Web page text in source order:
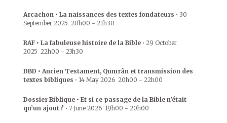
Arcachon • La naissances des textes fondateurs • 30
September 2025 20h00 - 21h30
RAF • La fabuleuse histoire de la Bible • 29 October
2025 22h00 - 23h30
DBD • Ancien Testament, Qumrân et transmission des
textes bibliques • 14 May 2026 20h00 - 22h00
Dossier Biblique • Et si ce passage de la Bible n’était
qu’un ajout ? • 7 June 2026 19h00 - 20h00